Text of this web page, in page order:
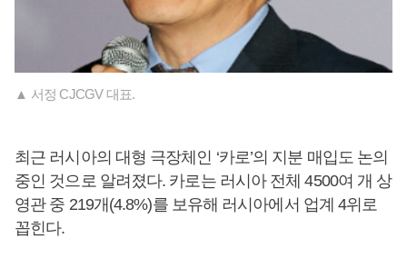
▲ 서정 CJCGV 대표.
최근 러시아의 대형 극장체인 ‘카로’의 지분 매입도 논의
중인 것으로 알려졌다. 카로는 러시아 전체 4500여 개 상
영관 중 219개(4.8%)를 보유해 러시아에서 업계 4위로
꼽힌다.